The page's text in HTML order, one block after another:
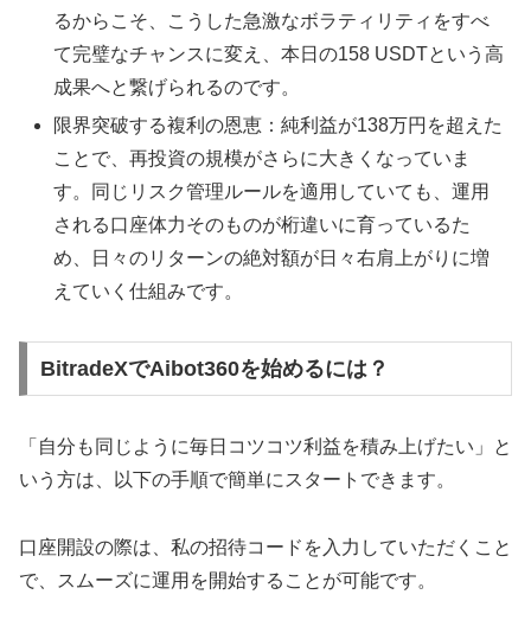
るからこそ、こうした急激なボラティリティをすべ
て完璧なチャンスに変え、本日の158 USDTという高
成果へと繋げられるのです。
限界突破する複利の恩恵：純利益が138万円を超えた
ことで、再投資の規模がさらに大きくなっていま
す。同じリスク管理ルールを適用していても、運用
される口座体力そのものが桁違いに育っているた
め、日々のリターンの絶対額が日々右肩上がりに増
えていく仕組みです。
BitradeXでAibot360を始めるには？
「自分も同じように毎日コツコツ利益を積み上げたい」と
いう方は、以下の手順で簡単にスタートできます。
口座開設の際は、私の招待コードを入力していただくこと
で、スムーズに運用を開始することが可能です。